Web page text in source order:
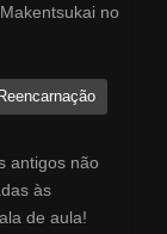
no
Reencarnação
antigos não
às
de aula!